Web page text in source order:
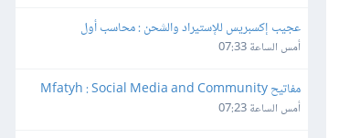
عجيب إكسبريس للإستيراد والشحن : محاسب أول
أمس الساعة 07:33
Manager
أمس الساعة 07:23